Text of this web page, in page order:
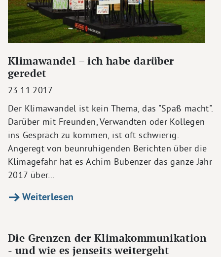
Klimawandel – ich habe darüber
geredet
23.11.2017
Der Klimawandel ist kein Thema, das "Spaß macht".
Darüber mit Freunden, Verwandten oder Kollegen
ins Gespräch zu kommen, ist oft schwierig.
Angeregt von beunruhigenden Berichten über die
Klimagefahr hat es Achim Bubenzer das ganze Jahr
2017 über…
Weiterlesen
Die Grenzen der Klimakommunikation
- und wie es jenseits weitergeht